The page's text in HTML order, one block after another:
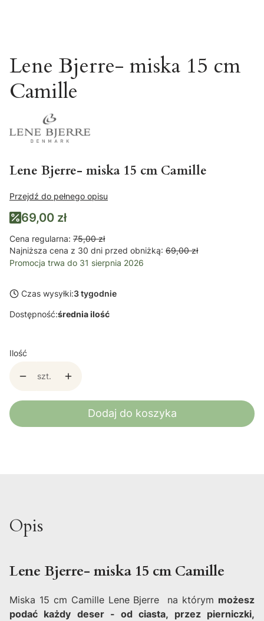
Lene Bjerre- miska 15 cm
Camille
Lene Bjerre- miska 15 cm Camille
Przejdź do pełnego opisu
69,00 zł
Cena regularna: 75,00 zł
Najniższa cena z 30 dni przed obniżką: 69,00 zł
Promocja trwa do 31 sierpnia 2026
Czas wysyłki:3 tygodnie
Dostępność:średnia ilość
Ilość
szt.
Dodaj do koszyka
Opis
Lene Bjerre- miska 15 cm Camille
Miska 15 cm Camille Lene Bjerre na którym możesz
podać każdy deser - od ciasta, przez pierniczki,